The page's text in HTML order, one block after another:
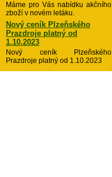
Máme pro Vás nabídku akčního
zboží v novém letáku.
Nový ceník Plzeňského
Prazdroje platný od
1.10.2023
Nový ceník Plzeňského
Prazdroje platný od 1.10.2023